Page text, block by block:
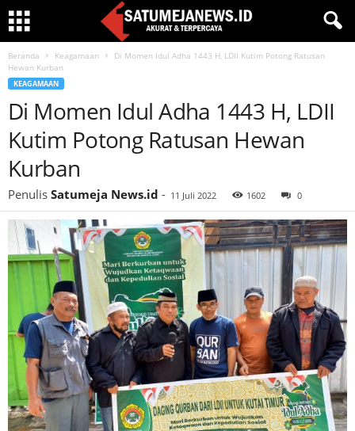
Beranda Keagamaan
Di Momen Idul Adha 1443 H, LDII Kutim Potong Ratusan
Hewan Kurban
KEAGAMAAN
Di Momen Idul Adha 1443 H, LDII
Kutim Potong Ratusan Hewan
Kurban
Penulis Satumeja News.id - 11 Juli 2022 1602 0